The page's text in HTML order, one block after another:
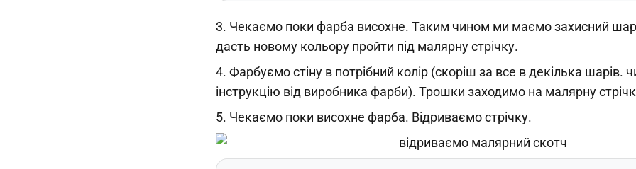
3. Чекаємо поки фарба висохне. Таким чином ми маємо захисний
дасть новому кольору пройти під малярну стрічку.
4. Фарбуємо стіну в потрібний колір (скоріш за все в декілька шарів.
інструкцію від виробника фарби). Трошки заходимо на малярну
5. Чекаємо поки висохне фарба. Відриваємо стрічку.